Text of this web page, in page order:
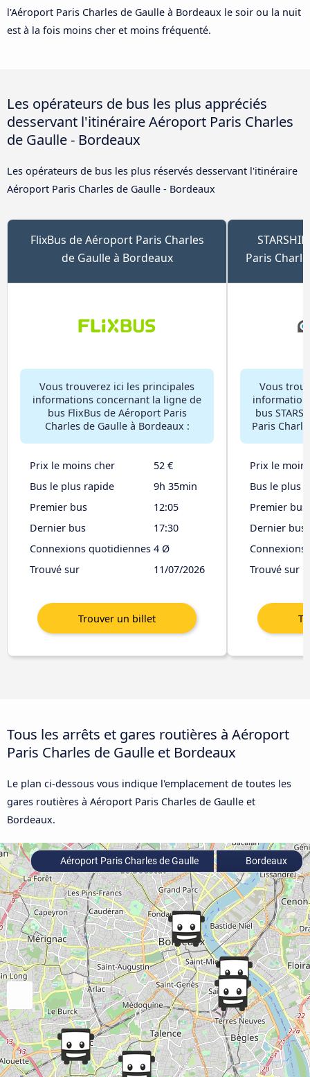
l'Aéroport Paris Charles de Gaulle à Bordeaux le soir ou la nuit
est à la fois moins cher et moins fréquenté.
Les opérateurs de bus les plus appréciés
desservant l'itinéraire Aéroport Paris Charles
de Gaulle - Bordeaux
Les opérateurs de bus les plus réservés desservant l'itinéraire
Aéroport Paris Charles de Gaulle - Bordeaux
FlixBus de Aéroport Paris Charles
de Gaulle à Bordeaux
Vous trouverez ici les principales
informations concernant la ligne de
bus FlixBus de Aéroport Paris
Charles de Gaulle à Bordeaux :
Prix le moins cher
52 €
Bus le plus rapide
9h 35min
Premier bus
12:05
Dernier bus
17:30
Connexions quotidiennes 4 Ø
Trouvé sur
11/07/2026
Paris
Vous
bus
Paris
Prix le
Bus le plus
Premier bus
Dernier bus
Trouvé sur
Tous les arrêts et gares routières à Aéroport
Paris Charles de Gaulle et Bordeaux
Le plan ci-dessous vous indique l'emplacement de toutes les
gares routières à Aéroport Paris Charles de Gaulle et
Bordeaux.
Aéroport Paris Charles de Gaulle Bordeaux